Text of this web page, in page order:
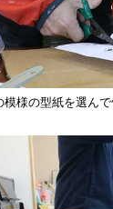
模様の型紙を選ん